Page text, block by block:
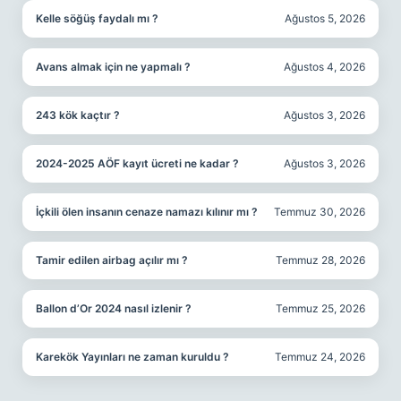
Kelle söğüş faydalı mı ? Ağustos 5, 2026
Avans almak için ne yapmalı ? Ağustos 4, 2026
243 kök kaçtır ? Ağustos 3, 2026
2024-2025 AÖF kayıt ücreti ne kadar ? Ağustos 3, 2026
İçkili ölen insanın cenaze namazı kılınır mı ? Temmuz 30, 2026
Tamir edilen airbag açılır mı ? Temmuz 28, 2026
Ballon d’Or 2024 nasıl izlenir ? Temmuz 25, 2026
Karekök Yayınları ne zaman kuruldu ? Temmuz 24, 2026